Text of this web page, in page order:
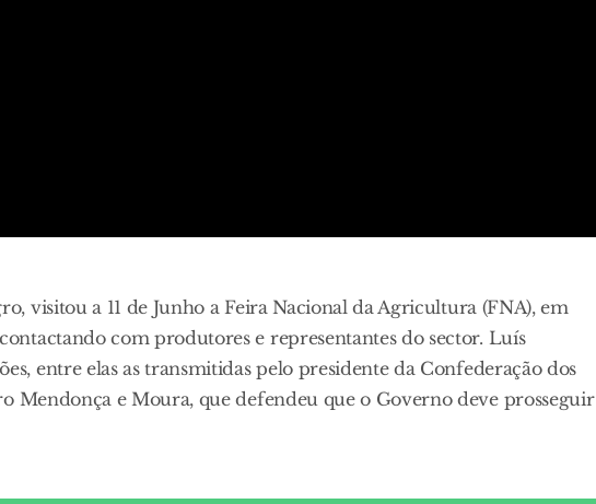
visitou a 11 de Junho a Feira Nacional da Agricultura (FNA), em
com produtores e representantes do sector. Luís
entre elas as transmitidas pelo presidente da Confederação dos
Mendonça e Moura, que defendeu que o Governo deve prosseguir